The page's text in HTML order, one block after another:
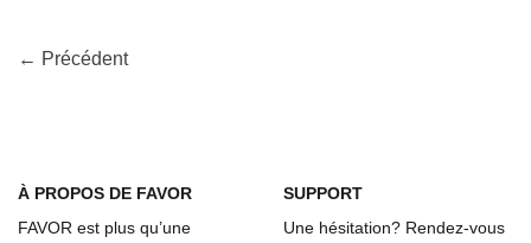
← Précédent
À PROPOS DE FAVOR
FAVOR est plus qu’une
SUPPORT
Une hésitation? Rendez-vous